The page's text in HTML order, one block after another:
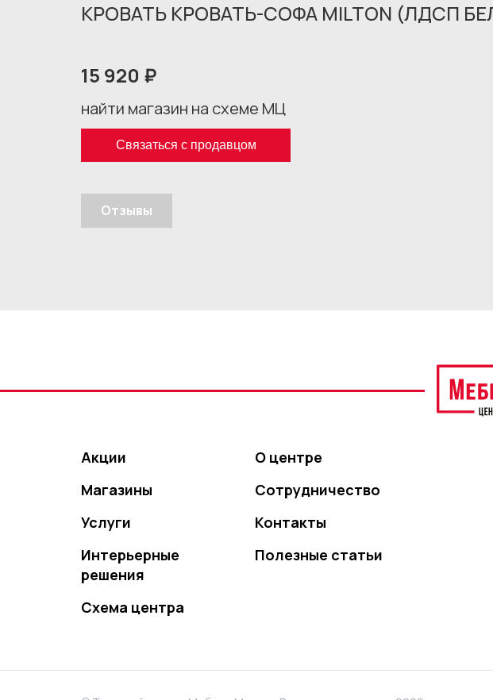
КРОВАТЬ КРОВАТЬ-СОФА MILTON (ЛДСП
15 920 ₽
найти магазин на схеме МЦ
Связаться с продавцом
Отзывы
Акции
Магазины
Услуги
Интерьерные
решения
Схема центра
О центре
Сотрудничество
Контакты
Полезные статьи